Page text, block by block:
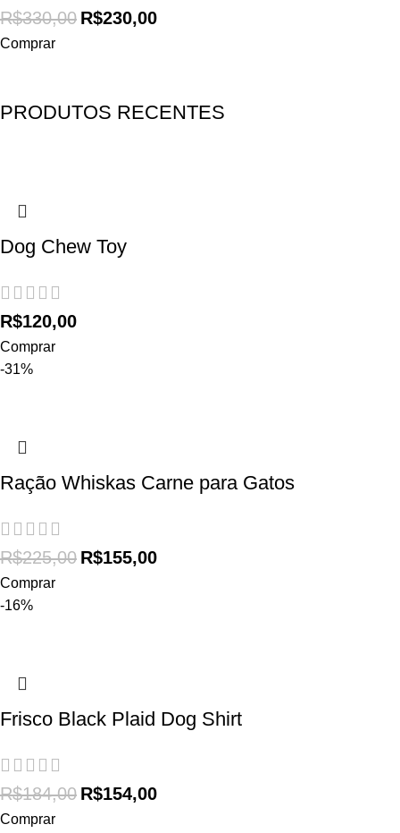
R$330,00 R$230,00
Comprar
PRODUTOS RECENTES
Dog Chew Toy
R$120,00
Comprar
-31%
Ração Whiskas Carne para Gatos
R$225,00 R$155,00
Comprar
-16%
Frisco Black Plaid Dog Shirt
R$184,00 R$154,00
Comprar